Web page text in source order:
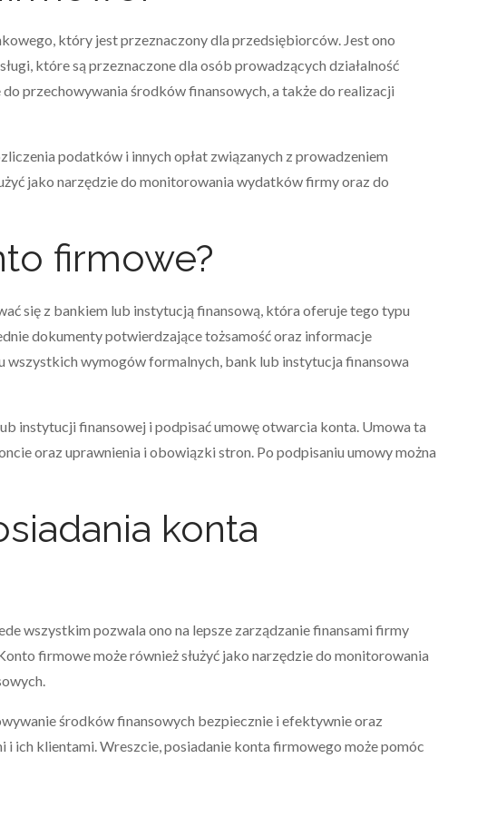
który jest przeznaczony dla przedsiębiorców. Jest ono
które są przeznaczone dla osób prowadzących działalność
przechowywania środków finansowych, a także do realizacji
podatków i innych opłat związanych z prowadzeniem
jako narzędzie do monitorowania wydatków firmy oraz do
firmowe?
się z bankiem lub instytucją finansową, która oferuje tego typu
dokumenty potwierdzające tożsamość oraz informacje
wszystkich wymogów formalnych, bank lub instytucja finansowa
instytucji finansowej i podpisać umowę otwarcia konta. Umowa ta
oraz uprawnienia i obowiązki stron. Po podpisaniu umowy można
konta
wszystkim pozwala ono na lepsze zarządzanie finansami firmy
firmowe może również służyć jako narzędzie do monitorowania
środków finansowych bezpiecznie i efektywnie oraz
ich klientami. Wreszcie, posiadanie konta firmowego może pomóc